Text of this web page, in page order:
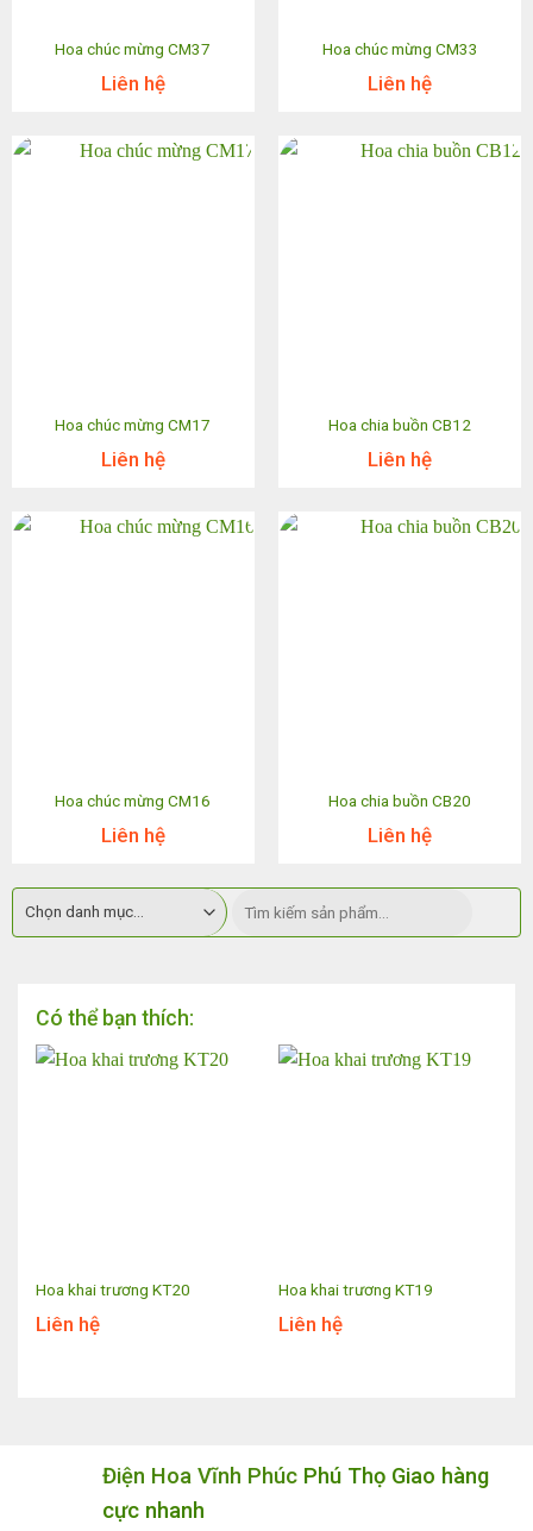
Hoa chúc mừng CM37
Liên hệ
Hoa chúc mừng CM33
Liên hệ
Hoa chúc mừng CM17
Liên hệ
Hoa chia buồn CB12
Liên hệ
Hoa chúc mừng CM16
Liên hệ
Hoa chia buồn CB20
Liên hệ
Có thể bạn thích:
Hoa khai trương KT20
Liên hệ
Hoa khai trương KT19
Liên hệ
Điện Hoa Vĩnh PhúcPhú Thọ Giao hàng
cực nhanh